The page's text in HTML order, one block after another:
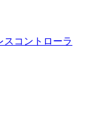
スコントローラ